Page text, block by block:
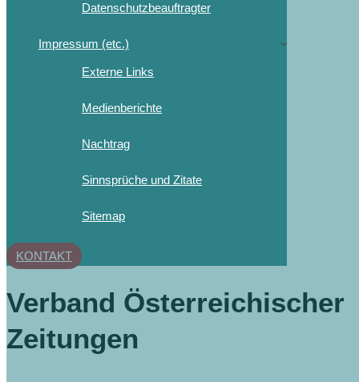
Datenschutzbeauftragter
Impressum (etc.)
Externe Links
Medienberichte
Nachtrag
Sinnsprüche und Zitate
Sitemap
KONTAKT
Verband Österreichischer
Zeitungen